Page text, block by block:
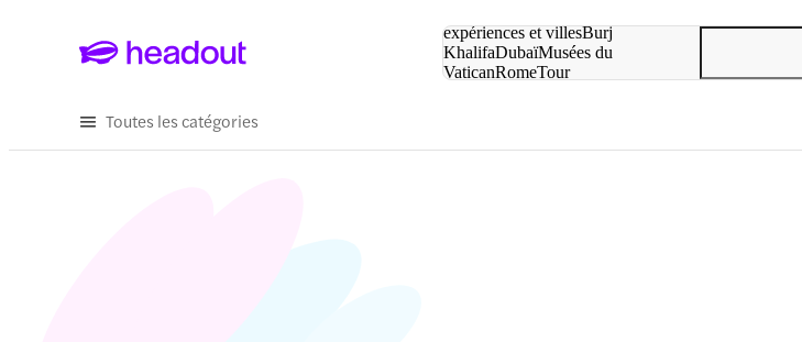
expériences et villesBurj
KhalifaDubaïMusées du
VaticanRomeTour
Toutes les catégories